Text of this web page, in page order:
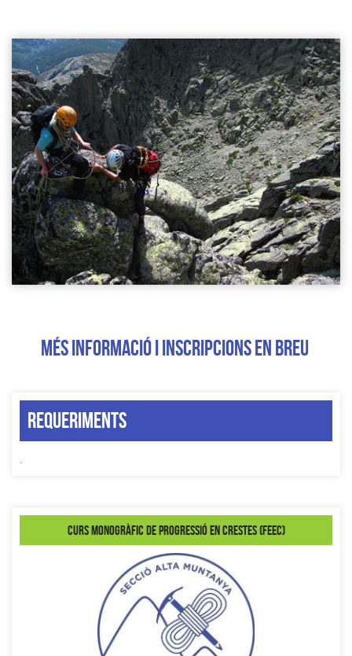
MÉS INFORMACIÓ I INSCRIPCIONS EN BREU
Requeriments
.
Curs Monogràfic de progressió en crestes (FEEC)